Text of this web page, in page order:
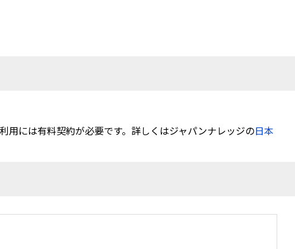
には有料契約が必要です。詳しくはジャパンナレッジの日本